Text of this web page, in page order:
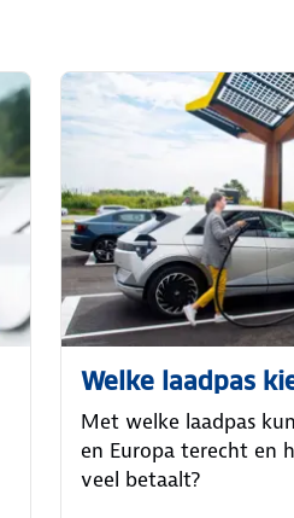
Welke laadpas
Met welke laadpas
en Europa terecht en
veel betaalt?